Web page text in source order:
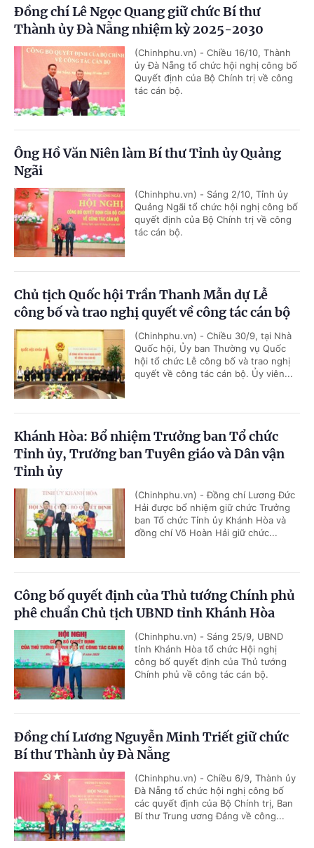
Đồng chí Lê Ngọc Quang giữ chức Bí thư
Thành ủy Đà Nẵng nhiệm kỳ 2025-2030
(Chinhphu.vn) - Chiều 16/10, Thành
ủy Đà Nẵng tổ chức hội nghị công bố
Quyết định của Bộ Chính trị về công
tác cán bộ.
Ông Hồ Văn Niên làm Bí thư Tỉnh ủy Quảng
Ngãi
(Chinhphu.vn) - Sáng 2/10, Tỉnh ủy
Quảng Ngãi tổ chức hội nghị công bố
quyết định của Bộ Chính trị về công
tác cán bộ.
Chủ tịch Quốc hội Trần Thanh Mẫn dự Lễ
công bố và trao nghị quyết về công tác cán bộ
(Chinhphu.vn) - Chiều 30/9, tại Nhà
Quốc hội, Ủy ban Thường vụ Quốc
hội tổ chức Lễ công bố và trao nghị
quyết về công tác cán bộ. Ủy viên...
Khánh Hòa: Bổ nhiệm Trưởng ban Tổ chức
Tỉnh ủy, Trưởng ban Tuyên giáo và Dân vận
Tỉnh ủy
(Chinhphu.vn) - Đồng chí Lương Đức
Hải được bổ nhiệm giữ chức Trưởng
ban Tổ chức Tỉnh ủy Khánh Hòa và
đồng chí Võ Hoàn Hải giữ chức...
Công bố quyết định của Thủ tướng Chính phủ
phê chuẩn Chủ tịch UBND tỉnh Khánh Hòa
(Chinhphu.vn) - Sáng 25/9, UBND
tỉnh Khánh Hòa tổ chức Hội nghị
công bố quyết định của Thủ tướng
Chính phủ về công tác cán bộ.
Đồng chí Lương Nguyễn Minh Triết giữ chức
Bí thư Thành ủy Đà Nẵng
(Chinhphu.vn) - Chiều 6/9, Thành ủy
Đà Nẵng tổ chức hội nghị công bố
các quyết định của Bộ Chính trị, Ban
Bí thư Trung ương Đảng về công...